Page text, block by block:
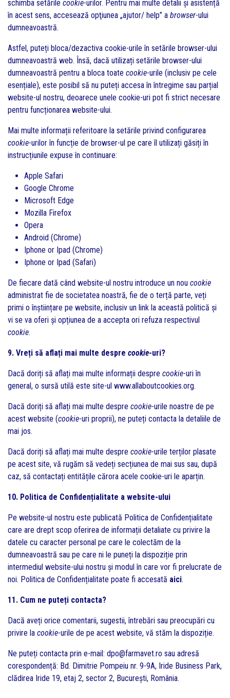
schimba setările cookie-urilor. Pentru mai multe detalii și asistență
în acest sens, accesează opţiunea „ajutor/ help” a browser-ului
dumneavoastră.
Astfel, puteți bloca/dezactiva cookie-urile în setările browser-ului
dumneavoastră web. Însă, dacă utilizați setările browser-ului
dumneavoastră pentru a bloca toate cookie-urile (inclusiv pe cele
esențiale), este posibil să nu puteți accesa în întregime sau parțial
website-ul nostru, deoarece unele cookie-uri pot fi strict necesare
pentru funcționarea website-ului.
Mai multe informații referitoare la setările privind configurarea
cookie-urilor în funcție de browser-ul pe care îl utilizați găsiți în
instrucțiunile expuse în continuare:
Apple Safari
Google Chrome
Microsoft Edge
Mozilla Firefox
Opera
Android (Chrome)
Iphone or Ipad (Chrome)
Iphone or Ipad (Safari)
De fiecare dată când website-ul nostru introduce un nou cookie
administrat fie de societatea noastră, fie de o terță parte, veți
primi o înștiințare pe website, inclusiv un link la această politică și
vi se va oferi și opțiunea de a accepta ori refuza respectivul
cookie.
9. Vreți să aflați mai multe despre cookie-uri?
Dacă doriți să aflați mai multe informații despre cookie-uri în
general, o sursă utilă este site-ul www.allaboutcookies.org.
Dacă doriți să aflați mai multe despre cookie-urile noastre de pe
acest website (cookie-uri proprii), ne puteți contacta la detaliile de
mai jos.
Dacă doriți să aflați mai multe despre cookie-urile terților plasate
pe acest site, vă rugăm să vedeți secțiunea de mai sus sau, după
caz, să contactați entitățile cărora acele cookie-uri le aparțin.
10. Politica de Confidențialitate a website-ului
Pe website-ul nostru este publicată Politica de Confidențialitate
care are drept scop oferirea de informații detaliate cu privire la
datele cu caracter personal pe care le colectăm de la
dumneavoastră sau pe care ni le puneți la dispoziție prin
intermediul website-ului nostru și modul în care vor fi prelucrate de
noi. Politica de Confidențialitate poate fi accesată aici.
11. Cum ne puteți contacta?
Dacă aveți orice comentarii, sugestii, întrebări sau preocupări cu
privire la cookie-urile de pe acest website, vă stăm la dispoziție.
Ne puteți contacta prin e-mail: dpo@farmavet.ro sau adresă
corespondență: Bd. Dimitrie Pompeiu nr. 9-9A, Iride Business Park,
clădirea Iride 19, etaj 2, sector 2, București, România.